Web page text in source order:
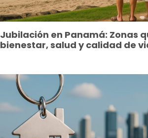
Jubilación en Panamá: Zonas
bienestar, salud y calidad de